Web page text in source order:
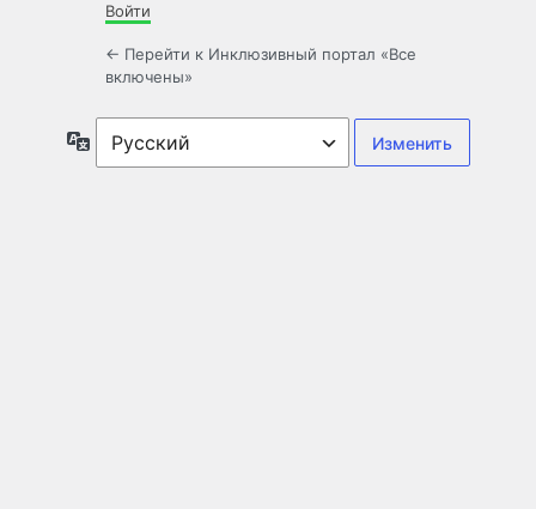
Войти
← Перейти к Инклюзивный портал «Все
включены»
Язык